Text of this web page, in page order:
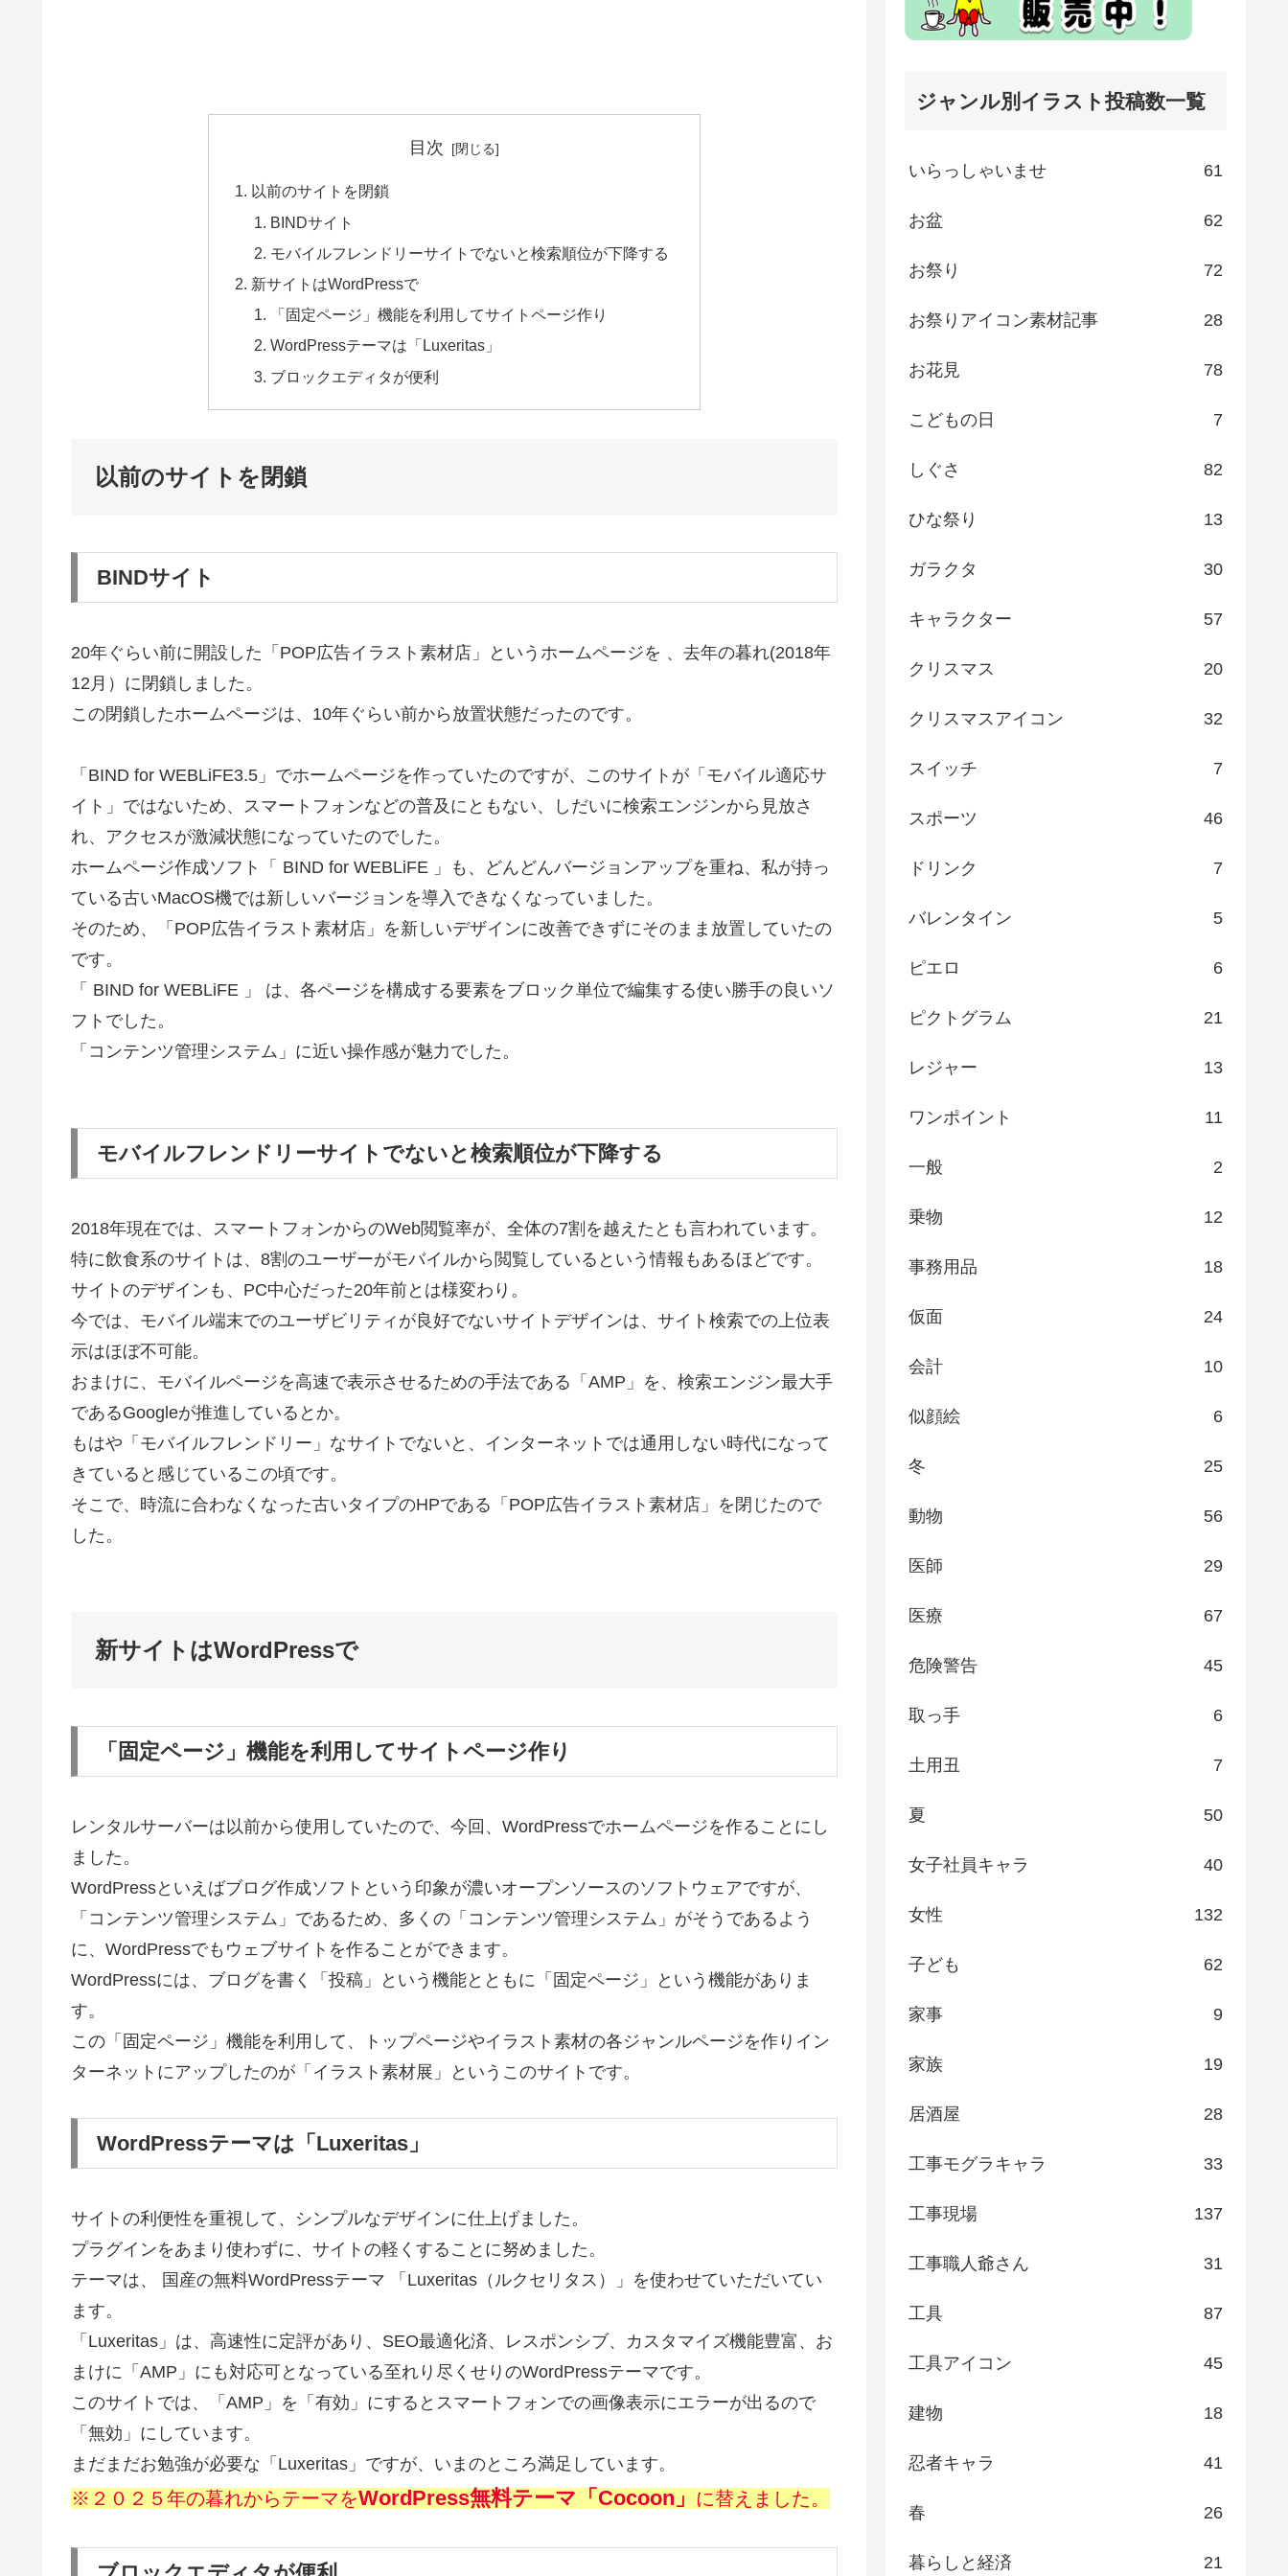
目次
以前のサイトを閉鎖
BINDサイト
モバイルフレンドリーサイトでないと検索順位が下降する
新サイトはWordPressで
「固定ページ」機能を利用してサイトページ作り
WordPressテーマは「Luxeritas」
ブロックエディタが便利
以前のサイトを閉鎖
BINDサイト
20年ぐらい前に開設した「POP広告イラスト素材店」というホームページを 、去年の暮れ(2018年
12月）に閉鎖しました。
この閉鎖したホームページは、10年ぐらい前から放置状態だったのです。
「BIND for WEBLiFE3.5」でホームページを作っていたのですが、このサイトが「モバイル適応サ
イト」ではないため、スマートフォンなどの普及にともない、しだいに検索エンジンから見放さ
れ、アクセスが激減状態になっていたのでした。
ホームページ作成ソフト「 BIND for WEBLiFE 」も、どんどんバージョンアップを重ね、私が持っ
ている古いMacOS機では新しいバージョンを導入できなくなっていました。
そのため、「POP広告イラスト素材店」を新しいデザインに改善できずにそのまま放置していたの
です。
「 BIND for WEBLiFE 」 は、各ページを構成する要素をブロック単位で編集する使い勝手の良いソ
フトでした。
「コンテンツ管理システム」に近い操作感が魅力でした。
モバイルフレンドリーサイトでないと検索順位が下降する
2018年現在では、スマートフォンからのWeb閲覧率が、全体の7割を越えたとも言われています。
特に飲食系のサイトは、8割のユーザーがモバイルから閲覧しているという情報もあるほどです。
サイトのデザインも、PC中心だった20年前とは様変わり。
今では、モバイル端末でのユーザビリティが良好でないサイトデザインは、サイト検索での上位表
示はほぼ不可能。
おまけに、モバイルページを高速で表示させるための手法である「AMP」を、検索エンジン最大手
であるGoogleが推進しているとか。
もはや「モバイルフレンドリー」なサイトでないと、インターネットでは通用しない時代になって
きていると感じているこの頃です。
そこで、時流に合わなくなった古いタイプのHPである「POP広告イラスト素材店」を閉じたので
した。
新サイトはWordPressで
「固定ページ」機能を利用してサイトページ作り
レンタルサーバーは以前から使用していたので、今回、WordPressでホームページを作ることにし
ました。
WordPressといえばブログ作成ソフトという印象が濃いオープンソースのソフトウェアですが、
「コンテンツ管理システム」であるため、多くの「コンテンツ管理システム」がそうであるよう
に、WordPressでもウェブサイトを作ることができます。
WordPressには、ブログを書く「投稿」という機能とともに「固定ページ」という機能がありま
す。
この「固定ページ」機能を利用して、トップページやイラスト素材の各ジャンルページを作りイン
ターネットにアップしたのが「イラスト素材展」というこのサイトです。
WordPressテーマは「Luxeritas」
サイトの利便性を重視して、シンプルなデザインに仕上げました。
プラグインをあまり使わずに、サイトの軽くすることに努めました。
テーマは、 国産の無料WordPressテーマ 「Luxeritas（ルクセリタス）」を使わせていただいてい
ます。
「Luxeritas」は、高速性に定評があり、SEO最適化済、レスポンシブ、カスタマイズ機能豊富、お
まけに「AMP」にも対応可となっている至れり尽くせりのWordPressテーマです。
このサイトでは、「AMP」を「有効」にするとスマートフォンでの画像表示にエラーが出るので
「無効」にしています。
まだまだお勉強が必要な「Luxeritas」ですが、いまのところ満足しています。
※２０２５年の暮れからテーマをWordPress無料テーマ「Cocoon」 に替えました。
ジャンル別イラスト投稿数一覧
いらっしゃいませ 61
お盆 62
お祭り 72
お祭りアイコン素材記事 28
お花見 78
こどもの日 7
しぐさ 82
ひな祭り 13
ガラクタ 30
キャラクター 57
クリスマス 20
クリスマスアイコン 32
スイッチ 7
スポーツ 46
ドリンク 7
バレンタイン 5
ピエロ 6
ピクトグラム 21
レジャー 13
ワンポイント 11
一般 2
乗物 12
事務用品 18
仮面 24
会計 10
似顔絵 6
冬 25
動物 56
医師 29
医療 67
危険警告 45
取っ手 6
土用丑 7
夏 50
女子社員キャラ 40
女性 132
子ども 62
家事 9
家族 19
居酒屋 28
工事モグラキャラ 33
工事現場 137
工事職人爺さん 31
工具 87
工具アイコン 45
建物 18
忍者キャラ 41
春 26
暮らしと経済 21